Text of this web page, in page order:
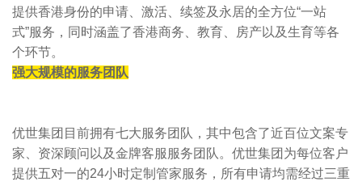
提供香港身份的申请、激活、续签及永居的全方位“一站
式”服务，同时涵盖了香港商务、教育、房产以及生育等各
个环节。
强大规模的服务团队
优世集团目前拥有七大服务团队，其中包含了近百位文案专
家、资深顾问以及金牌客服服务团队。优世集团为每位客户
提供五对一的24小时定制管家服务，所有申请均需经过三重